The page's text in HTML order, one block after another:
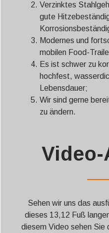
Verzinktes
gute
Modernes und
mobilen Food-
Es ist schwer zu
hochfest,
Lebensdauer;
Wir sind gerne
zu ändern.
Video-
Sehen wir uns das
dieses 13,12 Fuß
diesem Video sehen Sie